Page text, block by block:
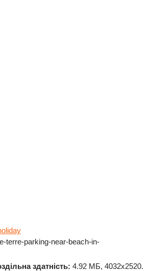
terre-parking-near-beach-in-
здатність: 4.92 МБ, 4032x2520.